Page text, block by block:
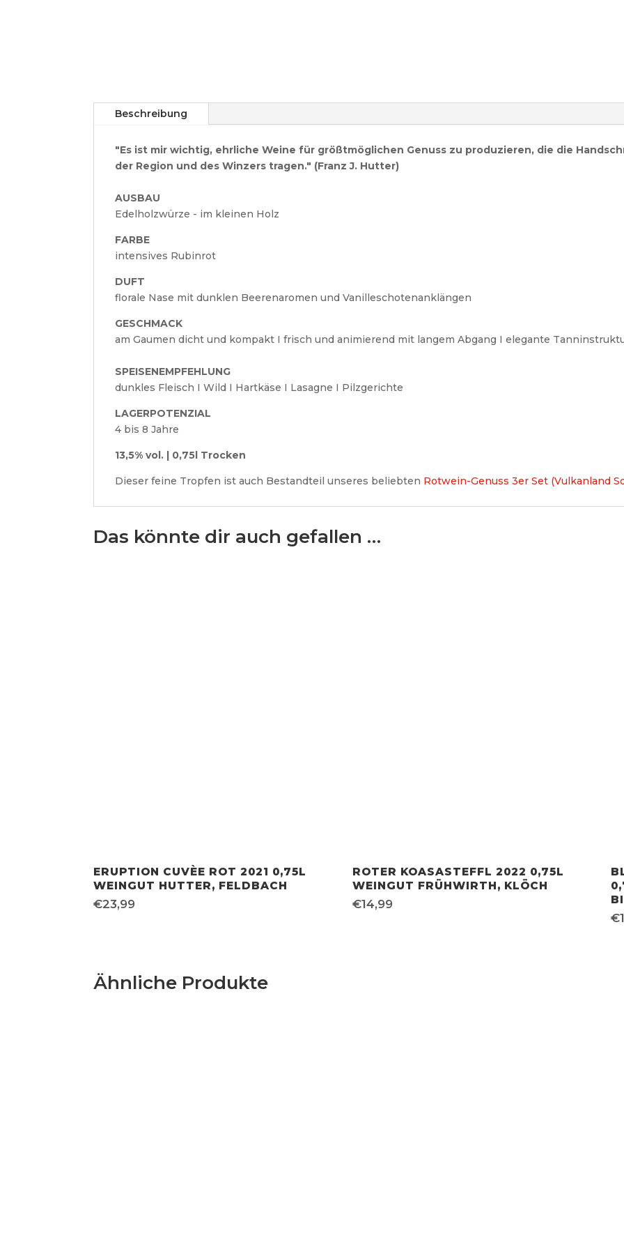
Beschreibung
"Es ist mir wichtig, ehrliche Weine für größtmöglichen Genuss zu produzieren, die die
der Region und des Winzers tragen." (Franz J. Hutter)
AUSBAU
Edelholzwürze - im kleinen Holz
FARBE
intensives Rubinrot
DUFT
florale Nase mit dunklen Beerenaromen und Vanilleschotenanklängen
GESCHMACK
am Gaumen dicht und kompakt I frisch und animierend mit langem Abgang I elegante
SPEISENEMPFEHLUNG
dunkles Fleisch I Wild I Hartkäse I Lasagne I Pilzgerichte
LAGERPOTENZIAL
4 bis 8 Jahre
13,5% vol. | 0,75l Trocken
Dieser feine Tropfen ist auch Bestandteil unseres beliebten Rotwein-Genuss 3er Set (Vulkanland
Das könnte dir auch gefallen …
ERUPTION CUVÈE ROT 2021 0,75L
WEINGUT HUTTER, FELDBACH
€23,99
ROTER KOASASTEFFL 2022 0,75L
WEINGUT FRÜHWIRTH, KLÖCH
€14,99
€
Ähnliche Produkte